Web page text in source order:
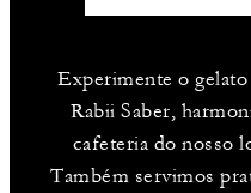
Experimente o
Rabii Saber,
cafeteria do nosso
Também servimos